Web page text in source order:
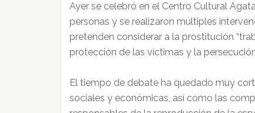
Ayer se celebró en el Centro Cultural
personas y se realizaron múltiples
pretenden considerar a la prostitución
protección de las víctimas y la
El tiempo de debate ha quedado muy
sociales y económicas, así como las